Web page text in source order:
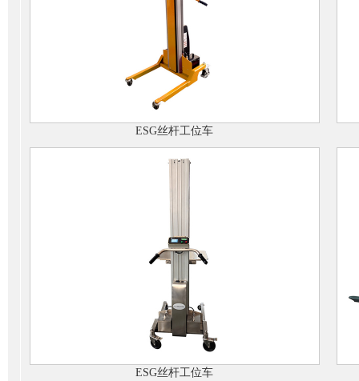
ESG丝杆工位车
ESG丝杆工位车